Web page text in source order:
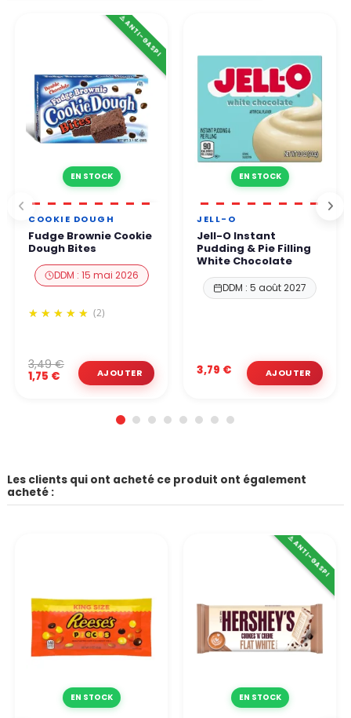
protocoles de protection renforcés.
Vous pouvez commander en toute confiance.
Par téléphone Notre équipe vous répond sous 24 à 48h
EN STOCK
⚠️ ANTI-GASPI
COOKIE DOUGH
Fudge Brownie Cookie
Dough Bites
DDM : 15 mai 2026
(2)
1,75 €
3,49 €
EN STOCK
JELL-O
Jell-O Instant
Pudding & Pie Filling
White Chocolate
DDM : 5 août 2027
3,79 €
Les clients qui ont acheté ce produit ont également
acheté :
EN STOCK EN STOCK
⚠️ ANTI-GASPI